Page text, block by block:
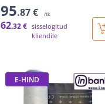
95.87 € /tk
62.32 € sisselogitud
kliendile
E-HIND